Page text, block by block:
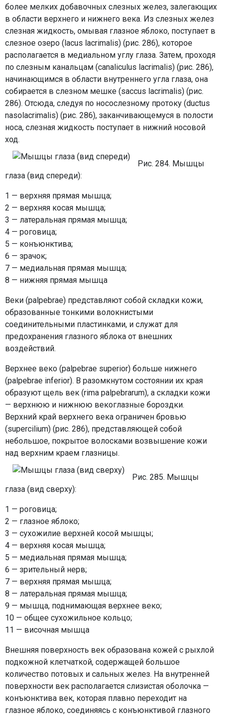
более мелких добавочных слезных желез, залегающих
в области верхнего и нижнего века. Из слезных желез
слезная жидкость, омывая глазное яблоко, поступает в
слезное озеро (lacus lacrimalis) (рис. 286), которое
располагается в медиальном углу глаза. Затем, проходя
по слезным канальцам (canaliculus lacrimalis) (рис. 286),
начинающимся в области внутреннего угла глаза, она
собирается в слезном мешке (saccus lacrimalis) (рис.
286). Отсюда, следуя по носослезному протоку (ductus
nasolacrimalis) (рис. 286), заканчивающемуся в полости
носа, слезная жидкость поступает в нижний носовой
ход.
Рис. 284. Мышцы
глаза (вид спереди):
1 — верхняя прямая мышца;
2 — верхняя косая мышца;
3 — латеральная прямая мышца;
4 — роговица;
5 — конъюнктива;
6 — зрачок;
7 — медиальная прямая мышца;
8 — нижняя прямая мышца
Веки (palpebrae) представляют собой складки кожи,
образованные тонкими волокнистыми
соединительными пластинками, и служат для
предохранения глазного яблока от внешних
воздействий.
Верхнее веко (palpebrae superior) больше нижнего
(palpebrae inferior). В разомкнутом состоянии их края
образуют щель век (rima palpebrarum), а складки кожи
— верхнюю и нижнюю векоглазные бороздки.
Верхний край верхнего века ограничен бровью
(supercilium) (рис. 286), представляющей собой
небольшое, покрытое волосками возвышение кожи
над верхним краем глазницы.
Рис. 285. Мышцы
глаза (вид сверху):
1 — роговица;
2 — глазное яблоко;
3 — сухожилие верхней косой мышцы;
4 — верхняя косая мышца;
5 — медиальная прямая мышца;
6 — зрительный нерв;
7 — верхняя прямая мышца;
8 — латеральная прямая мышца;
9 — мышца, поднимающая верхнее веко;
10 — общее сухожильное кольцо;
11 — височная мышца
Внешняя поверхность век образована кожей с рыхлой
подкожной клетчаткой, содержащей большое
количество потовых и сальных желез. На внутренней
поверхности век располагается слизистая оболочка —
конъюнктива век, которая плавно переходит на
глазное яблоко, соединяясь с конъюнктивой глазного